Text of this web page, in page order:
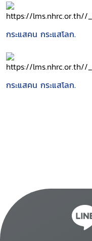
กระแสคน กระแสโลก.
กระแสคน กระแสโลก.